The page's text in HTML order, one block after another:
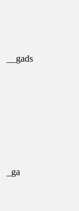
__gads
_ga